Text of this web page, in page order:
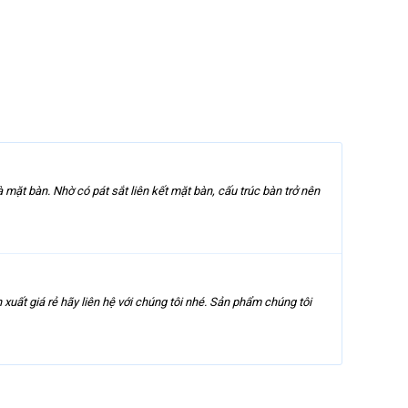
bàn. Nhờ có pát sắt liên kết mặt bàn, cấu trúc bàn trở nên
giá rẻ hãy liên hệ với chúng tôi nhé. Sản phẩm chúng tôi